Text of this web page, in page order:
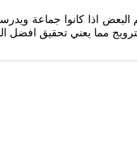
اذا كانوا جماعة
مما يعني تحقيق افضل